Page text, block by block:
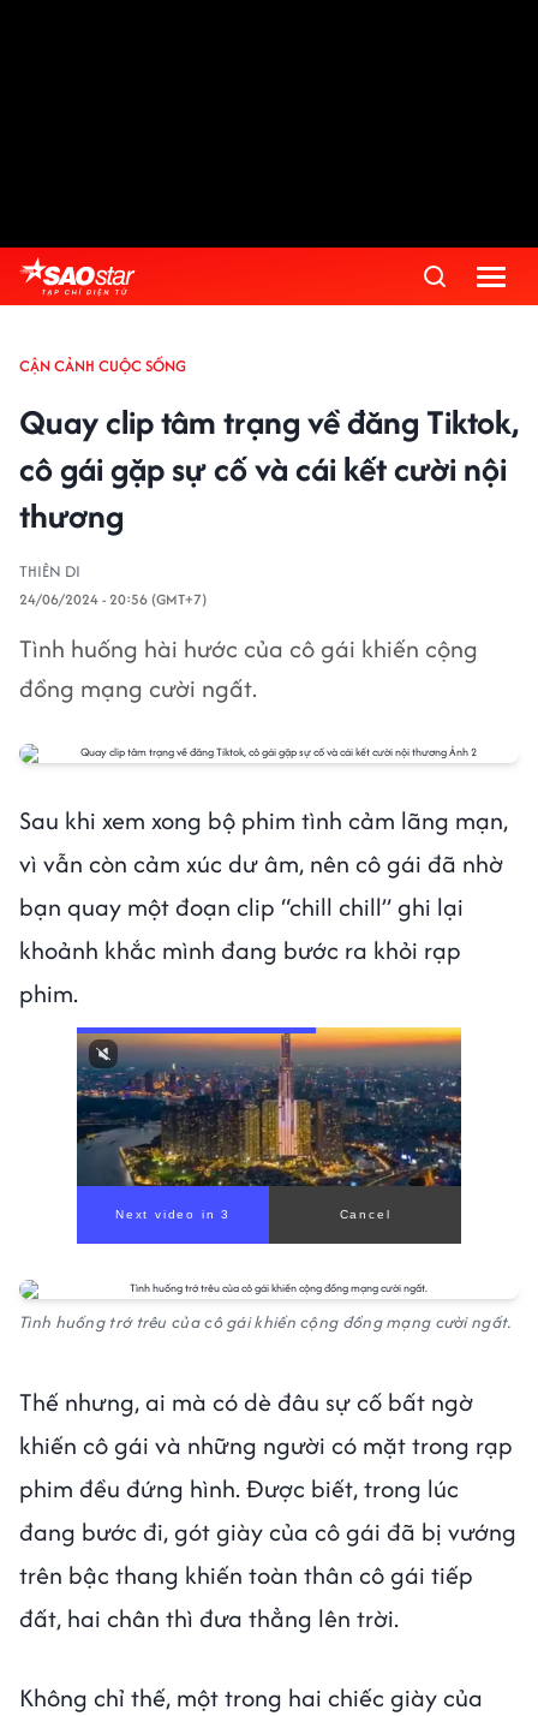
CẬN CẢNH CUỘC SỐNG
Quay clip tâm trạng về đăng Tiktok,
cô gái gặp sự cố và cái kết cười nội
thương
THIÊN DI
24/06/2024 - 20:56 (GMT+7)
Tình huống hài hước của cô gái khiến cộng
đồng mạng cười ngất.
Sau khi xem xong bộ phim tình cảm lãng mạn,
vì vẫn còn cảm xúc dư âm, nên cô gái đã nhờ
bạn quay một đoạn clip “chill chill” ghi lại
khoảnh khắc mình đang bước ra khỏi rạp
phim.
Next video in 1 Cancel
Tình huống trớ trêu của cô gái khiến cộng đồng mạng cười ngất.
Thế nhưng, ai mà có dè đâu sự cố bất ngờ
khiến cô gái và những người có mặt trong rạp
phim đều đứng hình. Được biết, trong lúc
đang bước đi, gót giày của cô gái đã bị vướng
trên bậc thang khiến toàn thân cô gái tiếp
đất, hai chân thì đưa thẳng lên trời.
Không chỉ thế, một trong hai chiếc giày của